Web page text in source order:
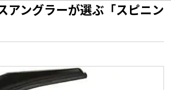
ングラーが選ぶ「スピニン